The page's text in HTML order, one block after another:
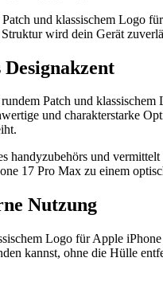
und klassischem Logo
wird dein Gerät
Designakzent
Patch und
und charakterstarke
handyzubehörs und
17 Pro Max zu einem
Nutzung
Logo für Apple
kannst, ohne die Hülle